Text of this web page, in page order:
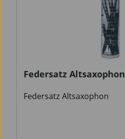
Federsatz Altsaxophon
Federsatz Altsaxophon